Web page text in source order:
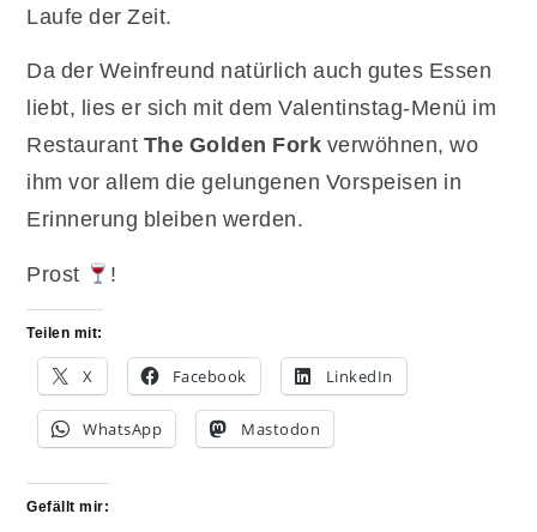
Laufe der Zeit.
Da der Weinfreund natürlich auch gutes Essen
liebt, lies er sich mit dem Valentinstag-Menü im
Restaurant The Golden Fork verwöhnen, wo
ihm vor allem die gelungenen Vorspeisen in
Erinnerung bleiben werden.
Prost
!
Teilen mit:
X Facebook LinkedIn
WhatsApp Mastodon
Gefällt mir: